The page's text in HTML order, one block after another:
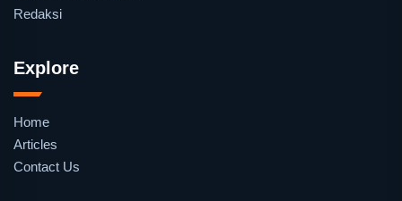
Redaksi
Explore
Home
Articles
Contact Us